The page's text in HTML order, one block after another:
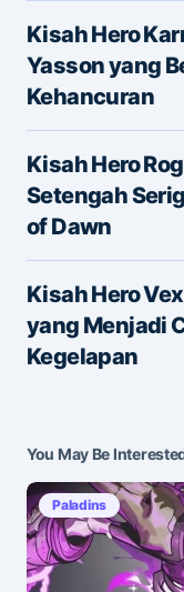
E-mail
Save my
next time I
Kisah Hero
Yasson yang
Kehancuran
Kisah Hero
Setengah
of Dawn
Kisah Hero
yang Menjadi
Kegelapan
You May Be
Paladins